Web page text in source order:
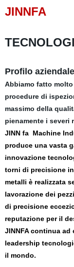
JINNFA
Profilo aziendale
Abbiamo fatto
procedure di
massimo della
pienamente i severi
JINN fa Machine
produce una vasta
innovazione
torni di precisione
metalli è realizzata
lavorazione dei
di precisione
reputazione per il
JINNFAcontinua ad
leadership
il mondo.